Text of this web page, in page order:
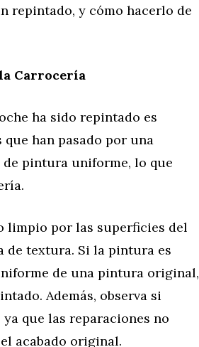
repintado, y cómo hacerlo de
Carrocería
ha sido repintado es
que han pasado por una
pintura uniforme, lo que
limpio por las superficies del
de textura. Si la pintura es
de una pintura original,
Además, observa si
que las reparaciones no
acabado original.